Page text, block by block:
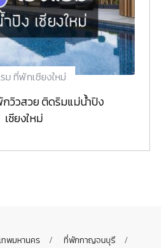
ม ที่พักเชียงใหม่
กวิวสวย ติดริมแม่น้ำปิง
เชียงใหม่
พมหานคร ที่พักกาญจนบุรี